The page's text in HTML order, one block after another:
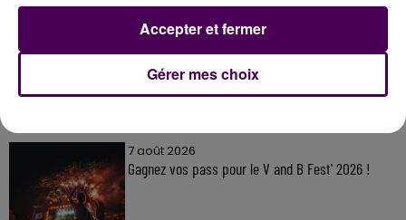
À LA UNE
7 août 2026
Gagnez vos pass pour le V and B Fest' 2026 !
Gérer mes choix
Accepter et fermer